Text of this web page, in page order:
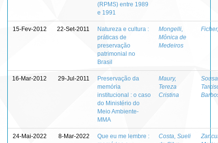
(RPMS) entre 1989
e 1991
15-Fev-2012 22-Set-2011
Natureza e cultura :
práticas de
preservação
patrimonial no
Brasil
Mongelli,
Mônica de
Medeiros
16-Mar-2012 29-Jul-2011
Preservação da
memória
institucional : o caso
do Ministério do
Meio Ambiente-
MMA
Maury,
Tereza
Cristina
24-Mai-2022 8-Mar-2022
Que eu me lembre :
Costa, Sueli